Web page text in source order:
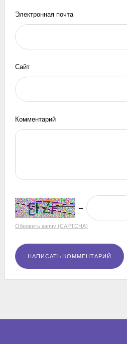
Электронная почта
Сайт
Комментарий
→
Обновить капчу (CAPTCHA)